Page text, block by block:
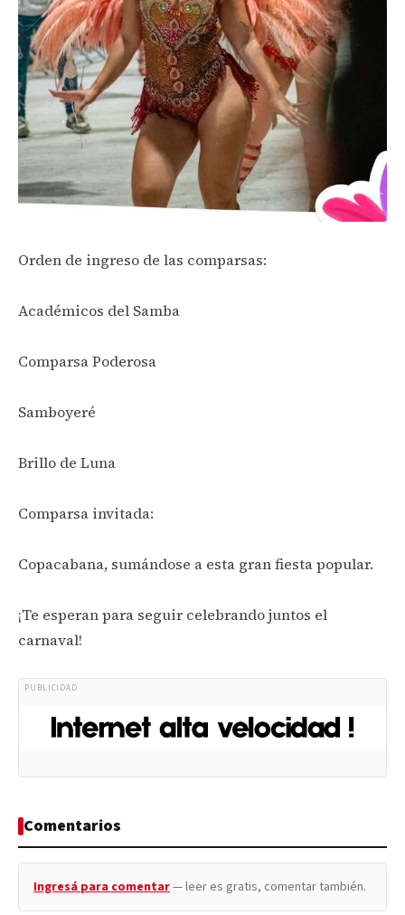
Orden de ingreso de las comparsas:
Académicos del Samba
Comparsa Poderosa
Samboyeré
Brillo de Luna
Comparsa invitada:
Copacabana, sumándose a esta gran fiesta popular.
¡Te esperan para seguir celebrando juntos el
carnaval!
PUBLICIDAD
Comentarios
Ingresá para comentar— leer es gratis, comentar también.